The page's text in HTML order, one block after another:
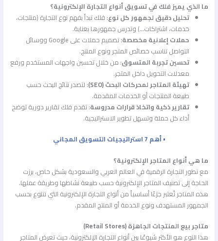
ما الذي يميز فلك في تسويق أنواع التجارة الإلكترونية؟
تحليل دقيق لجمهور كل نوع: فلك تبدأ بفهم نوع التجارة (منتجات،
خدمات، اشتراكات…) وتدرس جمهورها بعناية.
حملات إعلانية مخصصة
: تصميم حملات على Google ووسائل
التواصل تناسب خصائص المتجر ونوع المنتج.
تحسين تجربة المتسوق: من خلال تحسين واجهات المستخدم ورفع
معدلات التحويل داخل المتجر.
تهيئة المتاجر لمحركات البحث (SEO)
: لتصدر نتائج البحث حسب
طبيعة المنتجات أو الخدمات المقدمة.
تقارير ذكية واتخاذ قرارات مدروسة: تقدم فلك تقارير دورية توضح
أداء كل حملة وتسهل تطوير الاستراتيجية.
• أهم 7 استراتيجيات التسويق المجاني
ما هي أنواع المتاجر الإلكترونية؟
مع تطور التجارة الرقمية في العالم العربي والسعودية بشكل خاص، برزت
الحاجة إلى تصنيف المتاجر الإلكترونية حسب طبيعة نشاطها وطريقة عملها.
هذه المتاجر تُعتبر جزءًا أساسياً من أنواع التجارة الإلكترونية التي تتنوع بحسب
الجمهور المستهدف ونوع الخدمة أو المنتج المقدم.
متاجر بيع المنتجات الجاهزة (Retail Stores)
هذا النوع هو الأكثر شيوعًا بين أنواع التجارة الإلكترونية، حيث تعرض المتاجر